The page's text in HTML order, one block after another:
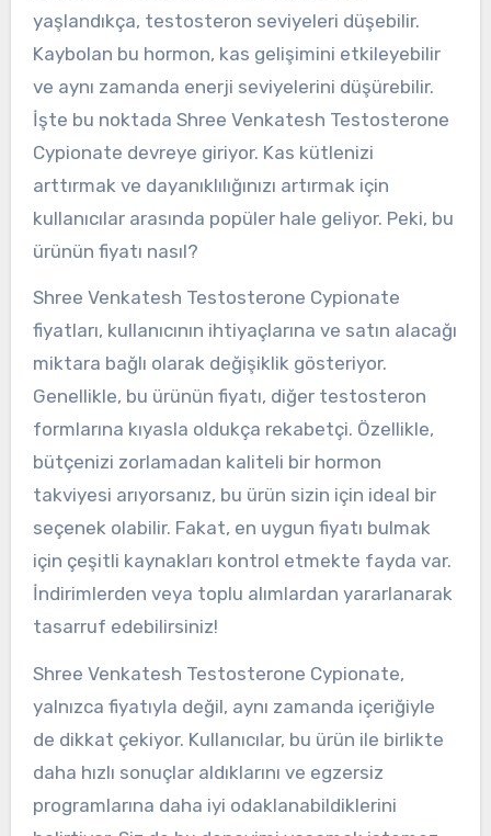
yaşlandıkça, testosteron seviyeleri düşebilir.
Kaybolan bu hormon, kas gelişimini etkileyebilir
ve aynı zamanda enerji seviyelerini düşürebilir.
İşte bu noktada Shree Venkatesh Testosterone
Cypionate devreye giriyor. Kas kütlenizi
arttırmak ve dayanıklılığınızı artırmak için
kullanıcılar arasında popüler hale geliyor. Peki, bu
ürünün fiyatı nasıl?
Shree Venkatesh Testosterone Cypionate
fiyatları, kullanıcının ihtiyaçlarına ve satın alacağı
miktara bağlı olarak değişiklik gösteriyor.
Genellikle, bu ürünün fiyatı, diğer testosteron
formlarına kıyasla oldukça rekabetçi. Özellikle,
bütçenizi zorlamadan kaliteli bir hormon
takviyesi arıyorsanız, bu ürün sizin için ideal bir
seçenek olabilir. Fakat, en uygun fiyatı bulmak
için çeşitli kaynakları kontrol etmekte fayda var.
İndirimlerden veya toplu alımlardan yararlanarak
tasarruf edebilirsiniz!
Shree Venkatesh Testosterone Cypionate,
yalnızca fiyatıyla değil, aynı zamanda içeriğiyle
de dikkat çekiyor. Kullanıcılar, bu ürün ile birlikte
daha hızlı sonuçlar aldıklarını ve egzersiz
programlarına daha iyi odaklanabildiklerini